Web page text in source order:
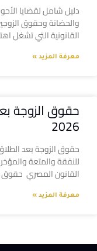
دليل شامل لقضايا
والحضانة وحقوق
القانونية التي تشغل
معرفة المزيد »
حقوق الزوجة
2026
للنفقة والمتعة
القانون المصري حقوق
معرفة المزيد »